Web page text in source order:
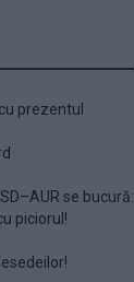
prezentul
se bucură:
piciorul!